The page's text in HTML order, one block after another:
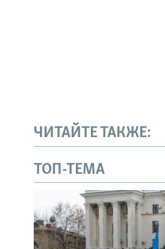
ЧИТАЙТЕ ТАКЖЕ:
ТОП-ТЕМА